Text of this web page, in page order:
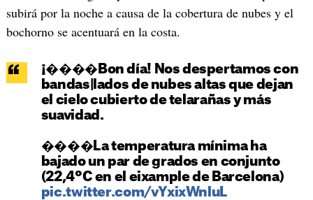
subirá por la noche a causa de la cobertura de nubes y el
bochorno se acentuará en la costa.
¡����Bon día! Nos despertamos con
bandas|lados de nubes altas que dejan
el cielo cubierto de telarañas y más
suavidad.
����️La temperatura mínima ha
bajado un par de grados en conjunto
(22,4ºC en el eixample de Barcelona)
pic.twitter.com/vYxixWnluL